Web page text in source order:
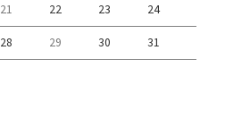
21 22 23 24
28 29 30
31